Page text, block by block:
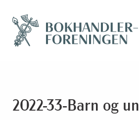
2022-33-Barn og